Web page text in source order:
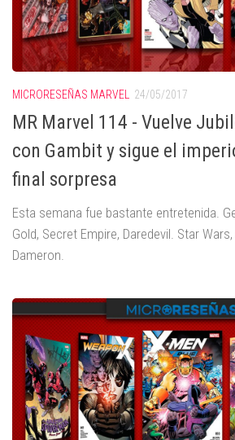
MICRORESEÑAS MARVEL 24/05/2017
MR Marvel 114 - Vuelve
con Gambit y sigue el
final sorpresa
Esta semana fue bastante entretenida.
Gold, Secret Empire, Daredevil. Star
Dameron.